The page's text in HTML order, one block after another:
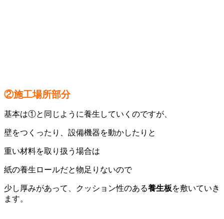
②施工場所部分
基本は①と同じように養生していくのですが、
壁をつくったり、設備機器を動かしたりと
重い材料を取り扱う場合は
紙の養生ロールだと物足りないので
少し厚みがあって、クッション性のある養生板を敷いていき
ます。